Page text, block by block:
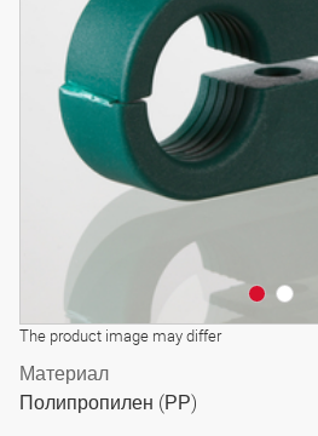
The product image may differ
Материал
Полипропилен (РР)